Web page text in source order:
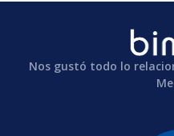
Nos gustó todo lo